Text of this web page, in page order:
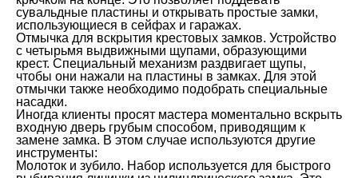
сувальдные пластины и открывать простые замки,
использующиеся в сейфах и гаражах.
Отмычка для вскрытия крестовых замков. Устройство
с четырьмя выдвижными щупами, образующими
крест. Специальный механизм раздвигает щупы,
чтобы они нажали на пластины в замках. Для этой
отмычки также необходимо подобрать специальные
насадки.
Иногда клиенты просят мастера моментально вскрыть
входную дверь грубым способом, приводящим к
замене замка. В этом случае используются другие
инструменты:
Молоток и зубило. Набор используется для быстрого